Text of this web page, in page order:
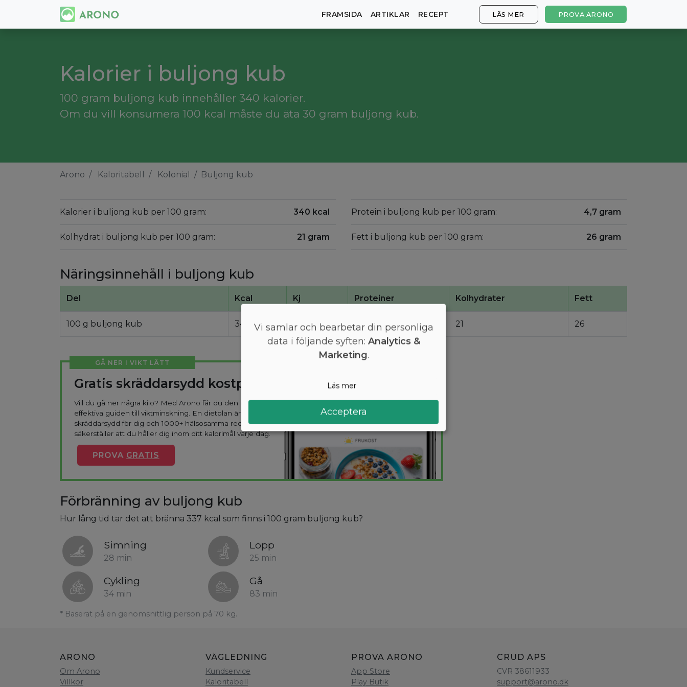
FRAMSIDA ARTIKLAR RECEPT LÄS MER PROVA ARONO
Kalorier i buljong kub
100 gram buljong kub innehåller 340 kalorier.
Om du vill konsumera 100 kcal måste du äta 30 gram buljong kub.
Arono Kaloritabell Kolonial Buljong kub
Kalorier i buljong kub per 100 gram: 340 kcal
Kolhydrat i buljong kub per 100 gram: 21 gram
Protein i buljong kub per 100 gram: 4,7 gram
Fett i buljong kub per 100 gram: 26 gram
Näringsinnehåll i buljong kub
Del Kcal Kj Proteiner Kolhydrater Fett
100 g buljong kub 340 1400 4,7 21 26
GÅ NER I VIKT LÄTT
Gratis skräddarsydd kostplan
Vill du gå ner några kilo? Med Arono får du den mest
effektiva guiden till viktminskning. En dietplan är
skräddarsydd för dig och 1000+ hälsosamma recept
säkerställer att du håller dig inom ditt kalorimål varje dag.
PROVA GRATIS
Förbränning av buljong kub
Hur lång tid tar det att bränna 337 kcal som finns i 100 gram buljong kub?
Simning
28 min
Lopp
25 min
Cykling
34 min
Gå
83 min
* Baserat på en genomsnittlig person på 70 kg.
ARONO
Om Arono
Villkor
VÄGLEDNING
Kundservice
Kaloritabell
PROVA ARONO
App Store
Play Butik
CRUD APS
CVR 38611933
support@arono.dk
Vi samlar och bearbetar din personliga
data i följande syften: Analytics &
Marketing.
Läs mer
Acceptera